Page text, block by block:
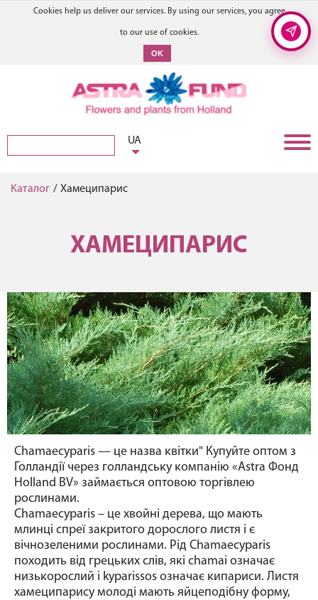
Cookies help us deliver our services. By using our services, you agree
to our use of cookies.
OK
UA
Каталог / Хамеципарис
ХАМЕЦИПАРИС
Chamaecyparis — це назва квітки" Купуйте оптом з
Голландії через голландську компанію «Astra Фонд
Holland BV» займається оптовою торгівлею
рослинами.
Chamaecyparis – це хвойні дерева, що мають
млинці спреї закритого дорослого листя і є
вічнозеленими рослинами. Рід Chamaecyparis
походить від грецьких слів, які chamai означає
низькорослий і kyparissos означає кипариси. Листя
хамеципарису молоді мають яйцеподібну форму,